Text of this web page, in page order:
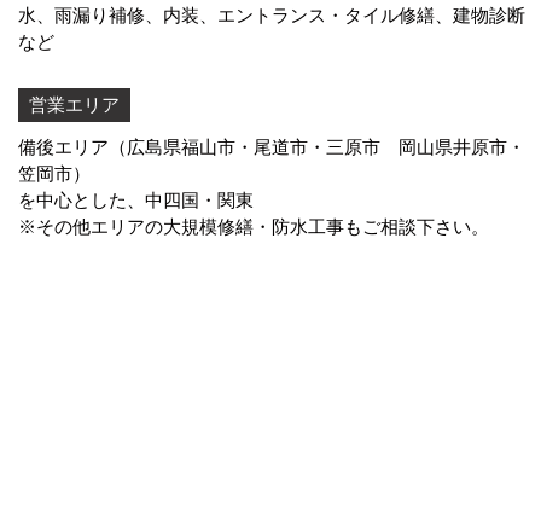
水、雨漏り補修 、内装、エントランス・タイル修繕、建物診断
など
営業エリア
備後エリア（広島県福山市・尾道市・三原市 岡山県井原市・
笠岡市）
を中心とした、中四国・関東
※その他エリアの大規模修繕・防水工事もご相談下さい。